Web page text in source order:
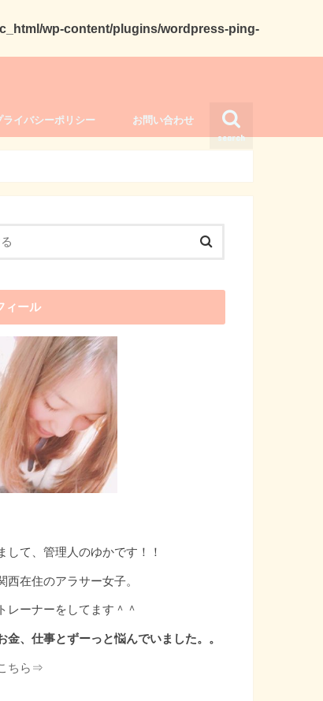
wp-content/plugins/wordpress-ping-
search
ライバシーポリシー お問い合わせ
ィール
して、管理人のゆかです！！
西在住のアラサー女子。
レーナーをしてます＾＾
金、仕事とずーっと悩んでいました。。
ちら⇒